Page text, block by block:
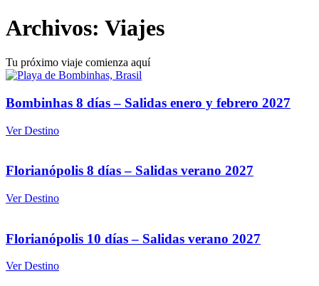
Archivos: Viajes
Tu próximo viaje comienza aquí
Bombinhas 8 días – Salidas enero y febrero 2027
Ver Destino
Florianópolis 8 días – Salidas verano 2027
Ver Destino
Florianópolis 10 días – Salidas verano 2027
Ver Destino